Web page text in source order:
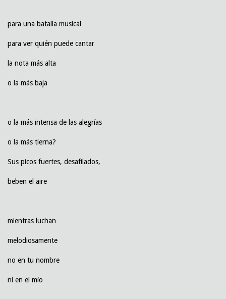
para una batalla musical
para ver quién puede cantar
la nota más alta
o la más baja
o la más intensa de las alegrías
o la más tierna?
Sus picos fuertes, desafilados,
beben el aire
mientras luchan
melodiosamente
no en tu nombre
ni en el mío